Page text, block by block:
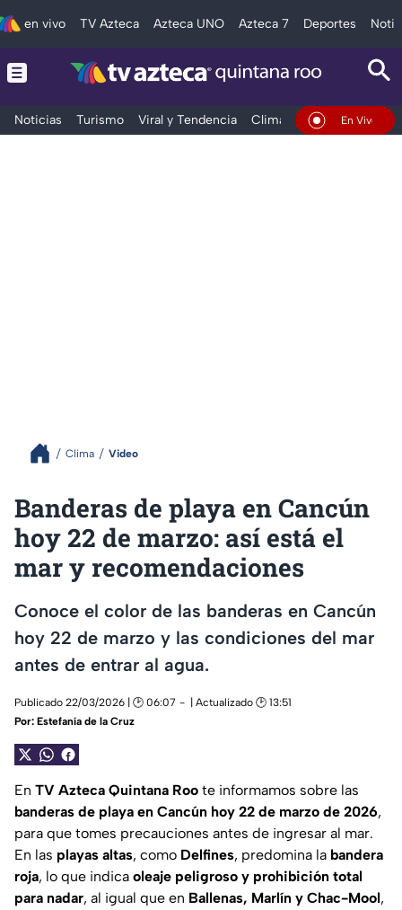
en vivo TV Azteca Azteca UNO Azteca 7 Deportes
Noticias Turismo Viral y Tendencia Clima Tráfico En Vivo
Clima Video
Banderas de playa en Cancún
hoy 22 de marzo: así está el
mar y recomendaciones
Conoce el color de las banderas en Cancún
hoy 22 de marzo y las condiciones del mar
antes de entrar al agua.
Publicado 22/03/2026 | 🕑 06:07
| Actualizado 🕑 13:51
Por: Estefanía de la Cruz
En TV Azteca Quintana Roo te informamos sobre las
banderas de playa en Cancún hoy 22 de marzo de 2026,
para que tomes precauciones antes de ingresar al mar.
En las playas altas, como Delfines, predomina la bandera
roja, lo que indica oleaje peligroso y prohibición total
para nadar, al igual que en Ballenas, Marlín y Chac-Mool,